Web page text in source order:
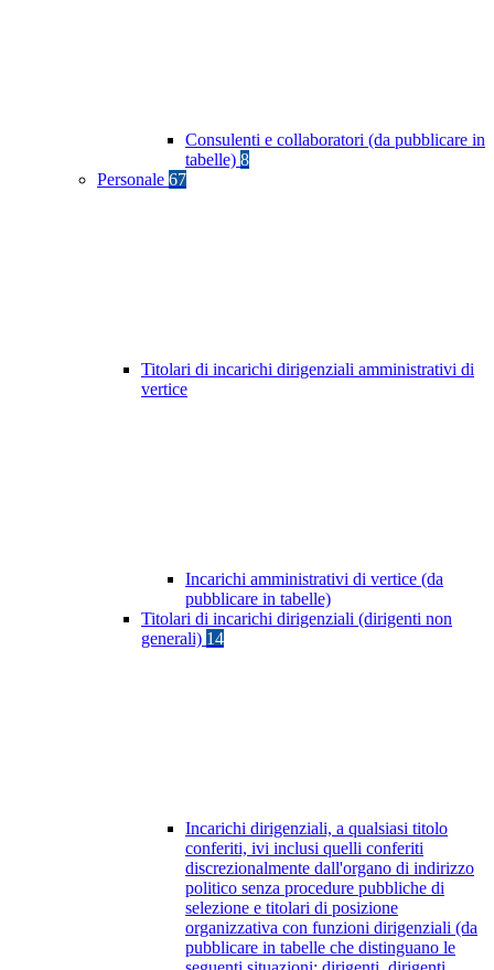
Consulenti e collaboratori (da pubblicare in
tabelle) 8
Personale 67
Titolari di incarichi dirigenziali amministrativi di
vertice
Incarichi amministrativi di vertice (da
pubblicare in tabelle)
Titolari di incarichi dirigenziali (dirigenti non
generali) 14
Incarichi dirigenziali, a qualsiasi titolo
conferiti, ivi inclusi quelli conferiti
discrezionalmente dall'organo di indirizzo
politico senza procedure pubbliche di
selezione e titolari di posizione
organizzativa con funzioni dirigenziali (da
pubblicare in tabelle che distinguano le